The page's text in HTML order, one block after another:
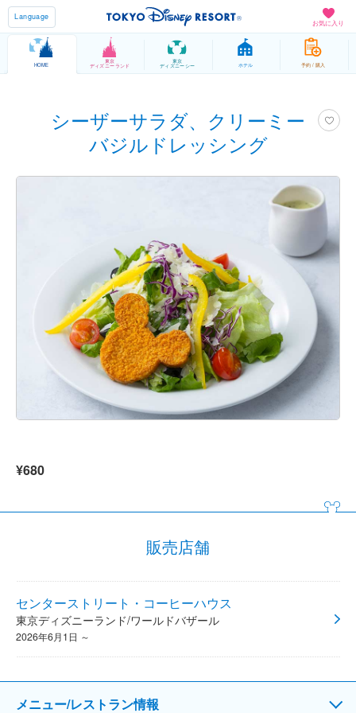
お気に入り
Language
HOME
東京
ディズニーランド
東京
ディズニーシー ホテル 予約 / 購入
シーザーサラダ、クリーミー
バジルドレッシング
¥680
販売店舗
センターストリート・コーヒーハウス
東京ディズニーランド/ワールドバザール
2026年6月1日 ～
メニュー/レストラン情報